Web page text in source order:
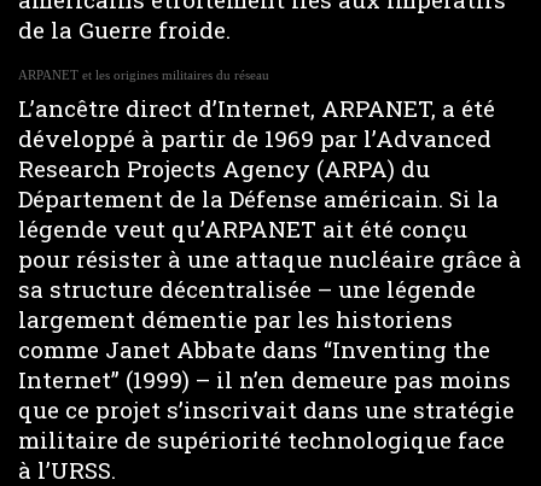
de la Guerre froide.
ARPANET et les origines militaires du réseau
L’ancêtre direct d’Internet, ARPANET, a été
développé à partir de 1969 par l’Advanced
Research Projects Agency (ARPA) du
Département de la Défense américain. Si la
légende veut qu’ARPANET ait été conçu
pour résister à une attaque nucléaire grâce à
sa structure décentralisée – une légende
largement démentie par les historiens
comme Janet Abbate dans “Inventing the
Internet” (1999) – il n’en demeure pas moins
que ce projet s’inscrivait dans une stratégie
militaire de supériorité technologique face
à l’URSS.